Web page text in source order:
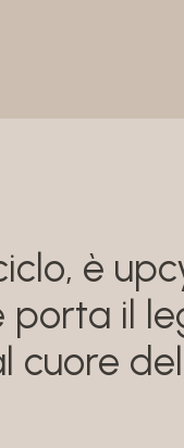
è
porta il
cuore